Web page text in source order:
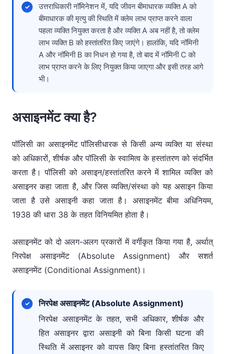
उत्तराधिकारी नॉमिनेशन में, यदि जीवन बीमाधारक व्यक्ति A को
बीमाधारक की मृत्यु की स्थिति में क्लेम लाभ प्राप्त करने वाला
पहला व्यक्ति नियुक्त करता है और व्यक्ति A अब नहीं है, तो क्लेम
लाभ व्यक्ति B को हस्तांतरित किए जाएंगे। हालांकि, यदि नॉमिनी
A और नॉमिनी B का निधन हो गया है, तो बाद में नॉमिनी C को
लाभ प्राप्त करने के लिए नियुक्त किया जाएगा और इसी तरह आगे
भी।
असाइनमेंट क्या है?
पॉलिसी का असाइनमेंट पॉलिसीधारक से किसी अन्य व्यक्ति या संस्था
को अधिकारों, शीर्षक और पॉलिसी के स्वामित्व के हस्तांतरण को संदर्भित
करता है। पॉलिसी को असाइन/हस्तांतरित करने में शामिल व्यक्ति को
असाइनर कहा जाता है, और जिस व्यक्ति/संस्था को यह असाइन किया
जाता है उसे असाइनी कहा जाता है। असाइनमेंट बीमा अधिनियम,
1938 की धारा 38 के तहत विनियमित होता है।
असाइनमेंट को दो अलग-अलग प्रकारों में वर्गीकृत किया गया है, अर्थात्
निरपेक्ष असाइनमेंट (Absolute Assignment) और सशर्त
असाइनमेंट (Conditional Assignment)।
निरपेक्ष असाइनमेंट (Absolute Assignment)
निरपेक्ष असाइनमेंट के तहत, सभी अधिकार, शीर्षक और
हित असाइनर द्वारा असाइनी को बिना किसी घटना की
स्थिति में असाइनर को वापस किए बिना हस्तांतरित किए